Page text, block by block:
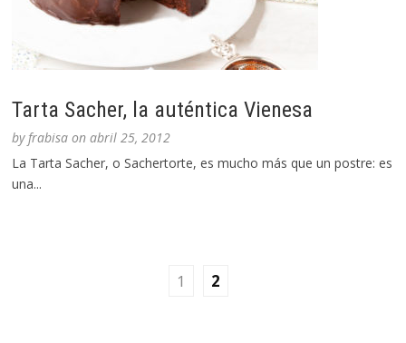
Tarta Sacher, la auténtica Vienesa
byfrabisa onabril 25, 2012
La Tarta Sacher, o Sachertorte, es mucho más que un postre: es
una...
1 2